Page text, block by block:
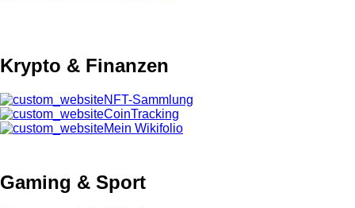
Krypto & Finanzen
NFT-Sammlung
CoinTracking
Mein Wikifolio
Gaming & Sport